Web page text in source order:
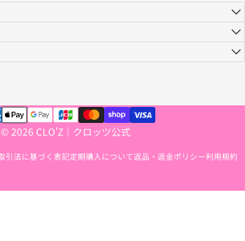
© 2026 CLO'Z｜クロッツ公式
引法に基づく表記定期購入について返品・返金ポリシー利用規約